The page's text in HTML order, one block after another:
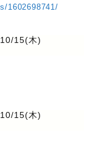
1602698741/
15(木)
15(木)